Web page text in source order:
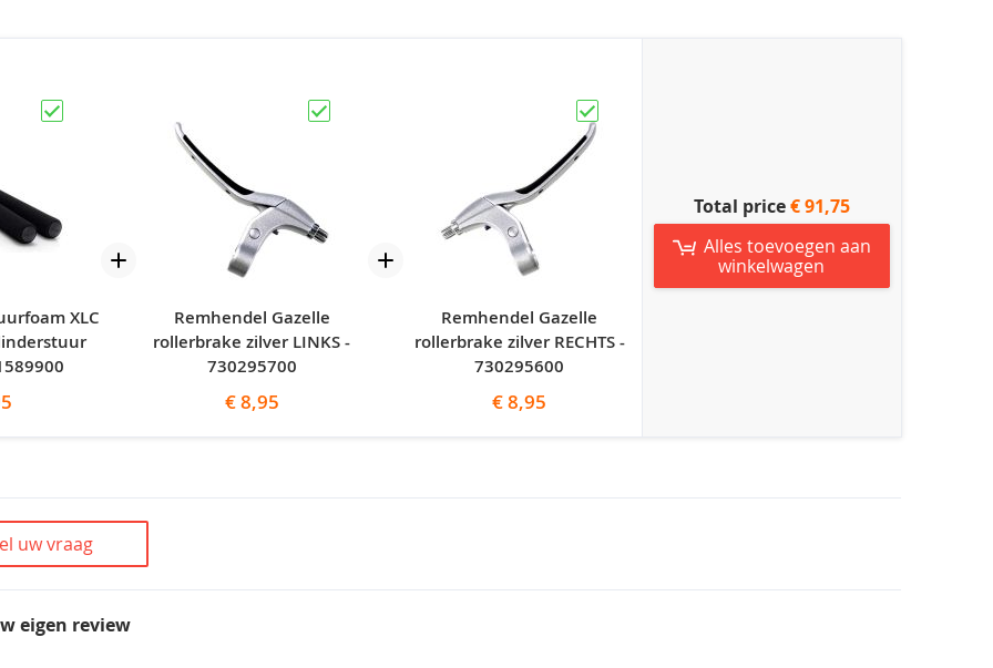
XLC
Remhendel Gazelle
rollerbrake zilver LINKS -
730295700
€ 8,95
Remhendel Gazelle
rollerbrake zilver RECHTS -
730295600
€ 8,95
Alles toevoegen aan
winkelwagen
Total price€ 91,75
uw vraag
eigen review